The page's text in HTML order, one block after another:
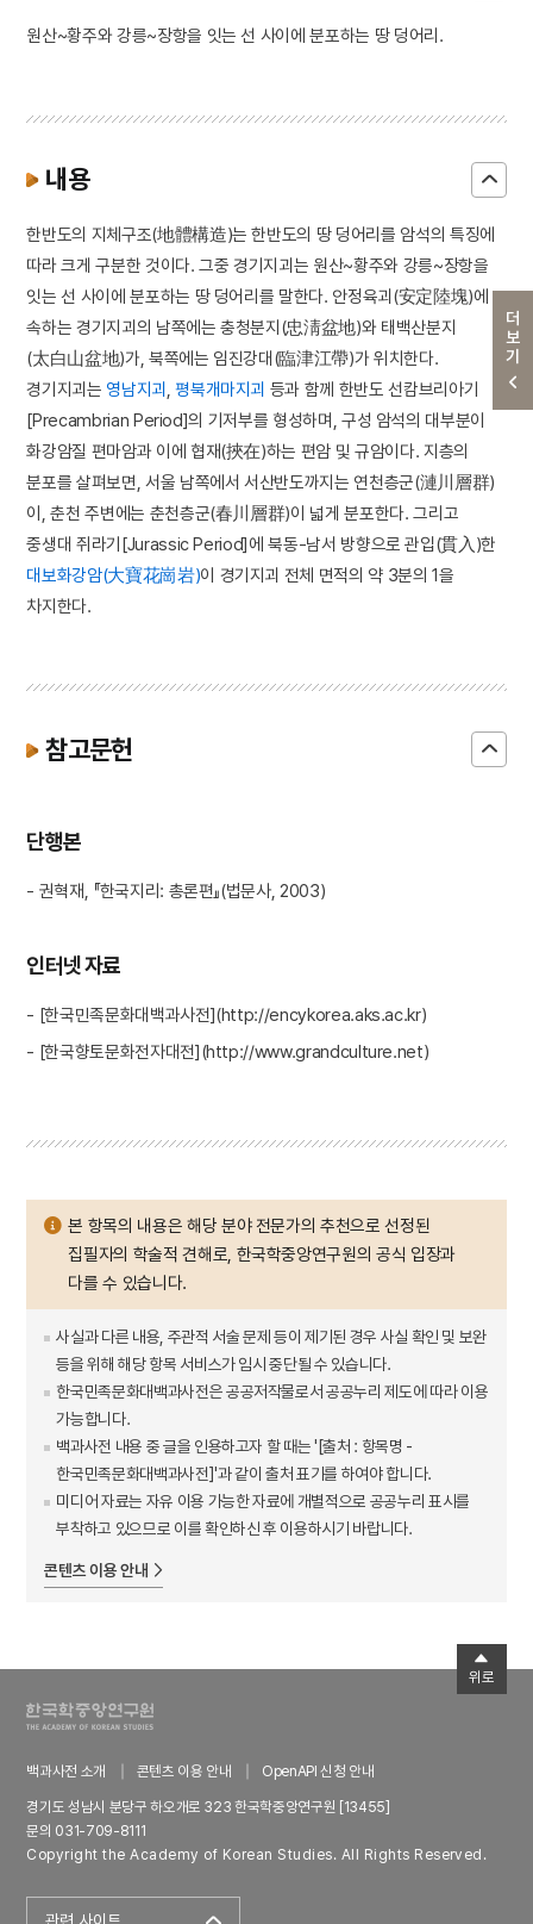
더보기
원산~황주와 강릉~장항을 잇는 선 사이에 분포하는 땅 덩어리.
내용
한반도의 지체구조(地體構造)는 한반도의 땅 덩어리를 암석의 특징에
따라 크게 구분한 것이다. 그중 경기지괴는 원산~황주와 강릉~장항을
잇는 선 사이에 분포하는 땅 덩어리를 말한다. 안정육괴(安定陸塊)에
속하는 경기지괴의 남쪽에는 충청분지(忠淸盆地)와 태백산분지
(太白山盆地)가, 북쪽에는 임진강대(臨津江帶)가 위치한다.
경기지괴는 영남지괴 ,평북개마지괴 등과 함께 한반도 선캄브리아기
[Precambrian Period]의 기저부를 형성하며, 구성 암석의 대부분이
화강암질 편마암과 이에 협재(挾在)하는 편암 및 규암이다. 지층의
분포를 살펴보면, 서울 남쪽에서 서산반도까지는 연천층군(漣川層群)
이, 춘천 주변에는 춘천층군(春川層群)이 넓게 분포한다. 그리고
중생대 쥐라기[Jurassic Period]에 북동-남서 방향으로 관입(貫入)한
대보화강암(大寶花崗岩)이 경기지괴 전체 면적의 약 3분의 1을
차지한다.
참고문헌
단행본
- 권혁재, 『한국지리: 총론편』(법문사, 2003)
인터넷 자료
- [한국민족문화대백과사전](http://encykorea.aks.ac.kr)
- [한국향토문화전자대전](http://www.grandculture.net)
본 항목의 내용은 해당 분야 전문가의 추천으로 선정된
집필자의 학술적 견해로, 한국학중앙연구원의 공식 입장과
다를 수 있습니다.
사실과 다른 내용, 주관적 서술 문제 등이 제기된 경우 사실 확인 및 보완
등을 위해 해당 항목 서비스가 임시 중단될 수 있습니다.
한국민족문화대백과사전은 공공저작물로서 공공누리 제도에 따라 이용
가능합니다.
백과사전 내용 중 글을 인용하고자 할 때는 '[출처 : 항목명 -
한국민족문화대백과사전]'과 같이 출처 표기를 하여야 합니다.
미디어 자료는 자유 이용 가능한 자료에 개별적으로 공공누리 표시를
부착하고 있으므로 이를 확인하신 후 이용하시기 바랍니다.
콘텐츠 이용 안내
백과사전 소개 콘텐츠 이용 안내
OpenAPI 신청 안내
경기도 성남시 분당구 하오개로 323 한국학중앙연구원 [13455]
문의 031-709-8111
Copyright the Academy of Korean Studies. All Rights Reserved.
관련 사이트
위로